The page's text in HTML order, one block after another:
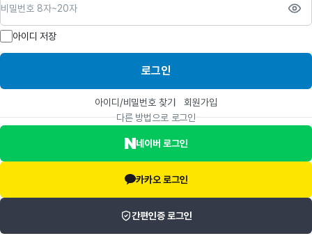
아이디 저장
로그인
아이디/비밀번호 찾기
회원가입
다른 방법으로 로그인
네이버 로그인
카카오 로그인
간편인증 로그인